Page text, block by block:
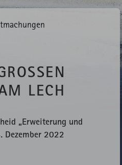
K
LECH
„Erweiterung und
Dezember 2022